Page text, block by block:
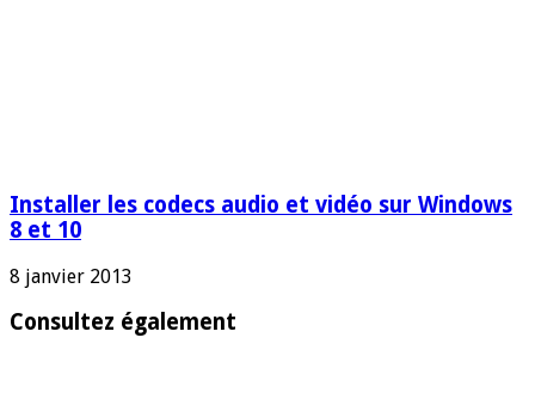
Installer les codecs audio et vidéo sur Windows
8 et 10
8 janvier 2013
Consultez également